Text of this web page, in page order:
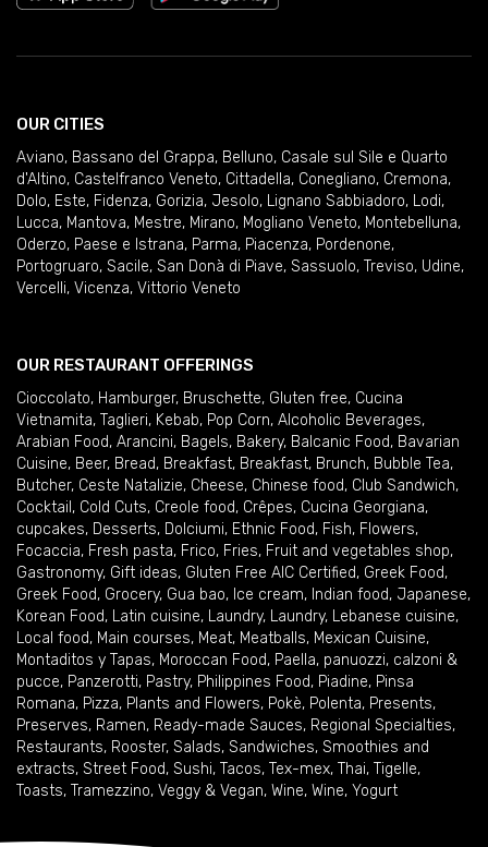
OUR CITIES
Aviano, Bassano del Grappa, Belluno, Casale sul Sile e Quarto
d'Altino, Castelfranco Veneto, Cittadella, Conegliano, Cremona,
Dolo, Este, Fidenza, Gorizia, Jesolo, Lignano Sabbiadoro, Lodi,
Lucca, Mantova, Mestre, Mirano, Mogliano Veneto, Montebelluna,
Oderzo, Paese e Istrana, Parma, Piacenza, Pordenone,
Portogruaro, Sacile, San Donà di Piave, Sassuolo, Treviso, Udine,
Vercelli, Vicenza, Vittorio Veneto
OUR RESTAURANT OFFERINGS
Cioccolato, Hamburger, Bruschette, Gluten free, Cucina
Vietnamita, Taglieri, Kebab, Pop Corn, Alcoholic Beverages,
Arabian Food, Arancini, Bagels, Bakery, Balcanic Food, Bavarian
Cuisine, Beer, Bread, Breakfast, Breakfast, Brunch, Bubble Tea,
Butcher, Ceste Natalizie, Cheese, Chinese food, Club Sandwich,
Cocktail , Cold Cuts, Creole food, Crêpes, Cucina Georgiana,
cupcakes, Desserts, Dolciumi, Ethnic Food, Fish, Flowers,
Focaccia, Fresh pasta, Frico, Fries, Fruit and vegetables shop,
Gastronomy, Gift ideas, Gluten Free AIC Certified, Greek Food,
Greek Food, Grocery, Gua bao, Ice cream, Indian food, Japanese,
Korean Food, Latin cuisine, Laundry, Laundry, Lebanese cuisine,
Local food, Main courses, Meat, Meatballs, Mexican Cuisine,
Montaditos y Tapas, Moroccan Food, Paella, panuozzi, calzoni &
pucce, Panzerotti, Pastry, Philippines Food, Piadine, Pinsa
Romana, Pizza, Plants and Flowers, Pokè, Polenta, Presents,
Preserves, Ramen, Ready-made Sauces, Regional Specialties,
Restaurants, Rooster, Salads, Sandwiches, Smoothies and
extracts, Street Food, Sushi, Tacos, Tex-mex, Thai, Tigelle,
Toasts, Tramezzino, Veggy & Vegan, Wine, Wine, Yogurt